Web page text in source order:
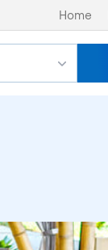
Home